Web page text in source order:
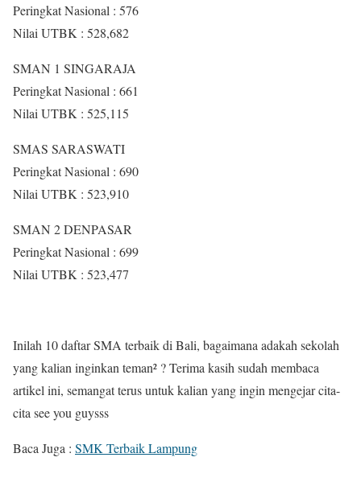
Peringkat Nasional : 576
Nilai UTBK : 528,682
SMAN 1 SINGARAJA
Peringkat Nasional : 661
Nilai UTBK : 525,115
SMAS SARASWATI
Peringkat Nasional : 690
Nilai UTBK : 523,910
SMAN 2 DENPASAR
Peringkat Nasional : 699
Nilai UTBK : 523,477
Inilah 10 daftar SMA terbaik di Bali, bagaimana adakah sekolah
yang kalian inginkan teman² ? Terima kasih sudah membaca
artikel ini, semangat terus untuk kalian yang ingin mengejar cita-
cita see you guysss
Baca Juga : SMK Terbaik Lampung